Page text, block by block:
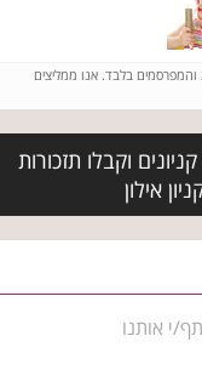
והמפרסמים בלבד. אנו ממליצים
וקבלו תזכורות
אילון
י אותנו